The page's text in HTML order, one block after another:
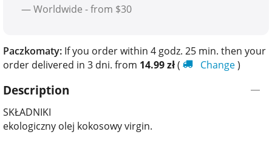
— Worldwide - from $30
Paczkomaty: If you order within 4 godz. 25 min. then your
order delivered in 3 dni. from 14.99zł( Change)
Description
SKŁADNIKI
ekologiczny olej kokosowy virgin.